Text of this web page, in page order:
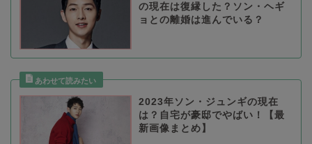
の現在は復縁した？ソン・ヘギ
ョとの離婚は進んでいる？
2023年ソン・ジュンギの現在
は？自宅が豪邸でやばい！【最
新画像まとめ】